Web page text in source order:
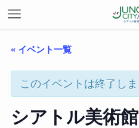
« イベント一覧
このイベントは終了しま
シアトル美術